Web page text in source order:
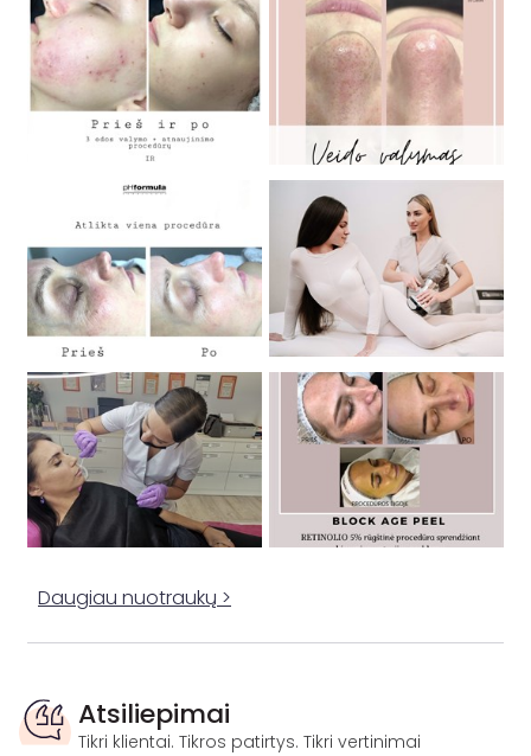
Daugiau nuotraukų >
Atsiliepimai
Tikri klientai. Tikros patirtys. Tikri vertinimai